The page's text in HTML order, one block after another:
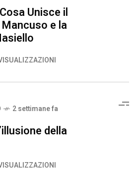
Unisce il
e la
2 settimane fa
della